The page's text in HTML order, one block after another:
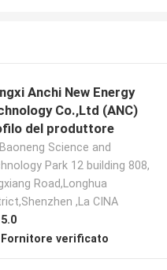
Anchi New Energy
Co.,Ltd (ANC)
del produttore
Baoneng Science and
Park 12 building 808,
Road,Longhua
,La CINA
5.0
Fornitore verificato